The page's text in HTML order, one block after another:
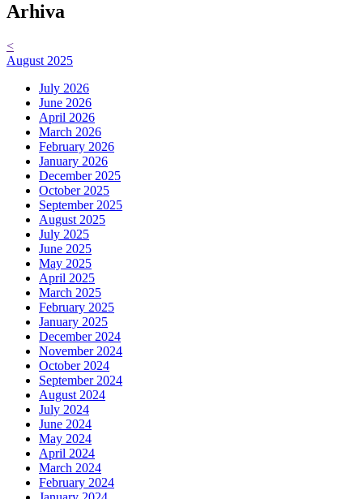
Arhiva
<
August 2025
July 2026
June 2026
April 2026
March 2026
February 2026
January 2026
December 2025
October 2025
September 2025
August 2025
July 2025
June 2025
May 2025
April 2025
March 2025
February 2025
January 2025
December 2024
November 2024
October 2024
September 2024
August 2024
July 2024
June 2024
May 2024
April 2024
March 2024
February 2024